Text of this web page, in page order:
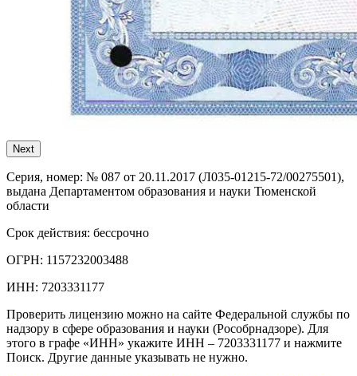
Next
Серия, номер: № 087 от 20.11.2017 (Л035-01215-72/00275501),
выдана Департаментом образования и науки Тюменской
области
Срок действия: бессрочно
ОГРН: 1157232003488
ИНН: 7203331177
Проверить лицензию можно на сайте Федеральной службы по
надзору в сфере образования и науки (Рособрнадзоре). Для
этого в графе «ИНН» укажите ИНН – 7203331177 и нажмите
Поиск. Другие данные указывать не нужно.